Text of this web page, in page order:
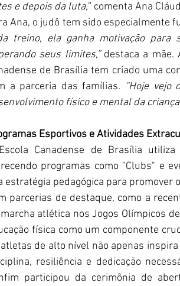
e depois da luta,” comenta Ana
Ana, o judô tem sido
treino, ela ganha motivação para
seus limites,” destaca a mãe.
de Brasília tem criado uma
a parceria das famílias. “Hoje
físico e mental da
Esportivos e Atividades
Canadense de Brasília
programas como "Clubs" e
estratégia pedagógica para
parcerias de destaque, como a
atlética nos Jogos Olímpicos
física como um componente
de alto nível não apenas
resiliência e dedicação
participou da cerimônia de